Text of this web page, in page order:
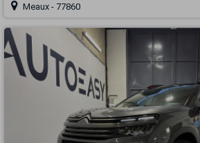
Meaux - 77860